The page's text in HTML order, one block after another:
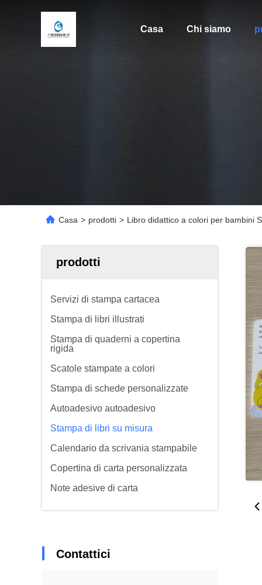
Casa Chi siamo
Casa > prodotti > Libro didattico a colori per bambini
prodotti
Servizi di stampa cartacea
Stampa di libri illustrati
Stampa di quaderni a copertina
rigida
Scatole stampate a colori
Stampa di schede personalizzate
Autoadesivo autoadesivo
Stampa di libri su misura
Calendario da scrivania stampabile
Copertina di carta personalizzata
Note adesive di carta
Contattici